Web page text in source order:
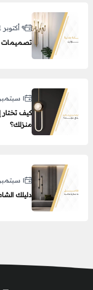
٩ أكتوبر ٢٠٢٤
تصميمات
١ سبتمبر ٢٠٢٤
كيف تختار
منزلك؟
١ سبتمبر ٢٠٢٤
دليلك